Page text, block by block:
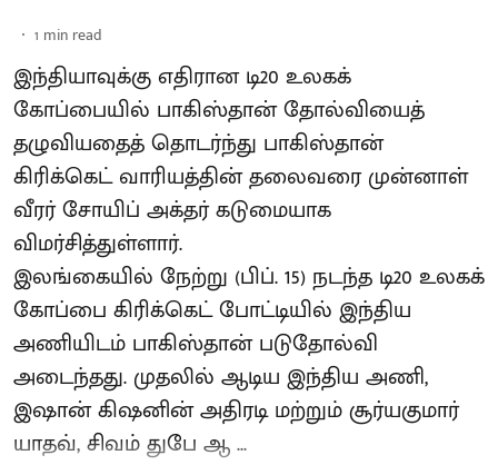
1 min read
இந்தியாவுக்கு எதிரான டி20 உலகக்
கோப்பையில் பாகிஸ்தான் தோல்வியைத்
தழுவியதைத் தொடர்ந்து பாகிஸ்தான்
கிரிக்கெட் வாரியத்தின் தலைவரை முன்னாள்
வீரர் சோயிப் அக்தர் கடுமையாக
விமர்சித்துள்ளார்.
இலங்கையில் நேற்று (பிப். 15) நடந்த டி20 உலகக்
கோப்பை கிரிக்கெட் போட்டியில் இந்திய
அணியிடம் பாகிஸ்தான் படுதோல்வி
அடைந்தது. முதலில் ஆடிய இந்திய அணி,
இஷான் கிஷனின் அதிரடி மற்றும் சூர்யகுமார்
யாதவ், சிவம் துபே ஆ ...